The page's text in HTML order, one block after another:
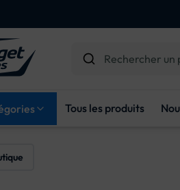
Tous les produits